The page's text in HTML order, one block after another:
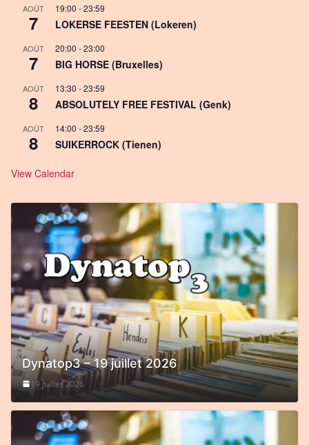
AOÛT
7
19:00 -23:59
LOKERSE FEESTEN (Lokeren)
AOÛT
7
20:00 -23:00
BIG HORSE (Bruxelles)
AOÛT
8
13:30 -23:59
ABSOLUTELY FREE FESTIVAL (Genk)
AOÛT
8
14:00 -23:59
SUIKERROCK (Tienen)
View Calendar
Dynatop3 – 19 juillet 2026
19 juillet 2026